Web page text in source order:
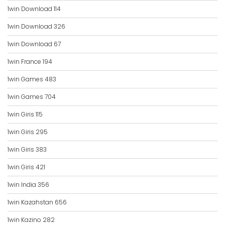
1win Download 114
1win Download 326
1win Download 67
1win France 194
1win Games 483
1win Games 704
1win Giris 115
1win Giris 295
1win Giris 383
1win Giris 421
1win India 356
1win Kazahstan 656
1win Kazino 282